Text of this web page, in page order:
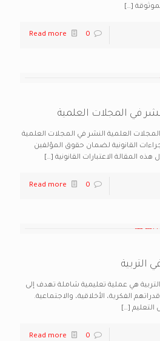
[…]
0
Read more
في المجلات العلمية
المجلات العلمية النشر في المجلات العلمية
القانونية لضمان حقوق المؤلفين
المقالة الاعتبارات القانونية […]
0
Read more
التربية
التربية هي عملية تعليمية شاملة تهدف إلى
الفكرية، الأخلاقية، والاجتماعية.
[…]
0
Read more